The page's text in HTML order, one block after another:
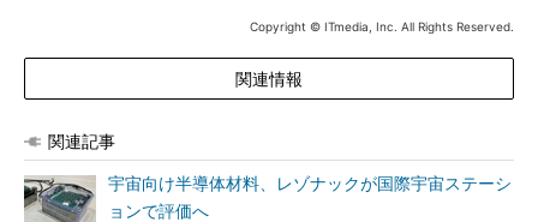
Copyright © ITmedia, Inc. All Rights Reserved.
関連情報
関連記事
宇宙向け半導体材料、レゾナックが国際宇宙ステーシ
ョンで評価へ